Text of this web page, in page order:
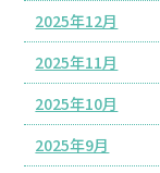
2025年12月
2025年11月
2025年10月
2025年9月